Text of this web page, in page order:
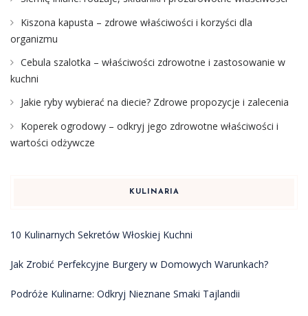
Kiszona kapusta – zdrowe właściwości i korzyści dla
organizmu
Cebula szalotka – właściwości zdrowotne i zastosowanie w
kuchni
Jakie ryby wybierać na diecie? Zdrowe propozycje i zalecenia
Koperek ogrodowy – odkryj jego zdrowotne właściwości i
wartości odżywcze
KULINARIA
10 Kulinarnych Sekretów Włoskiej Kuchni
Jak Zrobić Perfekcyjne Burgery w Domowych Warunkach?
Podróże Kulinarne: Odkryj Nieznane Smaki Tajlandii